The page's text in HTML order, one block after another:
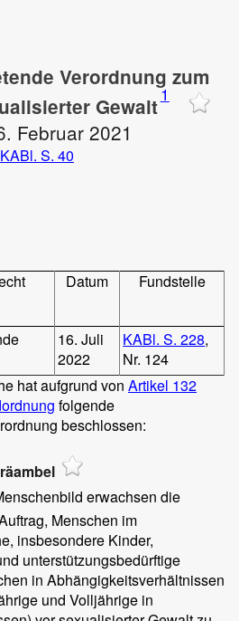
Verordnung zum
Gewalt1
Februar 2021
KABl. S. 40
Datum Fundstelle
16. Juli
2022
KABl. S. 228,
Nr. 124
hat aufgrund von Artikel 132
folgende
beschlossen:
erwachsen die
Menschen im
insbesondere Kinder,
unterstützungsbedürftige
in Abhängigkeitsverhältnissen
und Volljährige in